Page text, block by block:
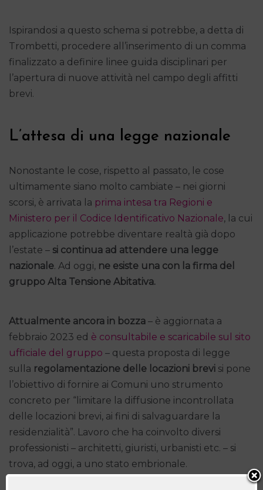
Ispirandosi a questo schema si potrebbe, a detta di
Trombetti, procedere all’inserimento di un comma
finalizzato a definire linee guida disciplinari per
l’apertura di nuove attività nel campo degli affitti
brevi.
L’attesa di una legge nazionale
Nonostante le cose, rispetto al passato, le cose
ultimamente siano molto cambiate – nei giorni
scorsi, è arrivata la prima intesa tra Regioni e
Ministero per il Codice Identificativo Nazionale, la cui
applicazione potrebbe diventare realtà già dopo
l’estate – si continua ad attendere una legge
nazionale. Ad oggi, ne esiste una con la firma del
gruppo Alta Tensione Abitativa.
Attualmente ancora in bozza – è aggiornata a
febbraio 2023 ed è consultabile e scaricabile sul sito
ufficiale del gruppo – questa proposta di legge
sulla regolamentazione delle locazioni brevi si pone
l’obiettivo di fornire ai Comuni uno strumento
concreto per “limitare la diffusione incontrollata
delle locazioni brevi, ai fini di salvaguardare la
residenzialità”. Lavoro che ha coinvolto diversi
professionisti – architetti, giuristi, urbanisti etc. – si
trova, ad oggi, a uno stato embrionale.